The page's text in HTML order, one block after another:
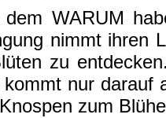
WARUM
nimmt ihren
zu
nur darauf
zum